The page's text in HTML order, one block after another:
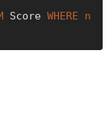
Score WHERE
n